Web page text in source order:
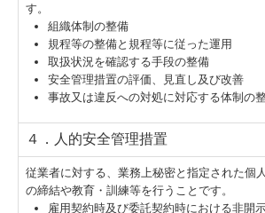
す。
組織体制の整備
規程等の整備と規程等に従った運用
取扱状況を確認する手段の整備
安全管理措置の評価、見直し及び改善
事故又は違反への対処に対応する体制の
４．人的安全管理措置
従業者に対する、業務上秘密と指定された個
の締結や教育・訓練等を行うことです。
雇用契約時及び委託契約時における非開